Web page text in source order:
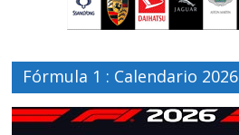
Fórmula 1 : Calendario 2026